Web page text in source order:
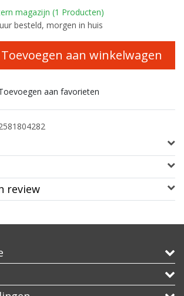
magazijn (1 Producten)
uur besteld, morgen in huis
Toevoegen aan winkelwagen
aan favorieten
review